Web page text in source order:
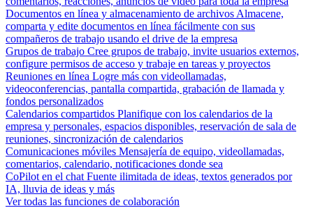
Documentos en línea y almacenamiento de archivos Almacene,
comparta y edite documentos en línea fácilmente con sus
compañeros de trabajo usando el drive de la empresa
Grupos de trabajo Cree grupos de trabajo, invite usuarios externos,
configure permisos de acceso y trabaje en tareas y proyectos
Reuniones en línea Logre más con videollamadas,
videoconferencias, pantalla compartida, grabación de llamada y
fondos personalizados
Calendarios compartidos Planifique con los calendarios de la
empresa y personales, espacios disponibles, reservación de sala de
reuniones, sincronización de calendarios
Comunicaciones móviles Mensajería de equipo, videollamadas,
comentarios, calendario, notificaciones donde sea
CoPilot en el chat Fuente ilimitada de ideas, textos generados por
IA, lluvia de ideas y más
Ver todas las funciones de colaboración